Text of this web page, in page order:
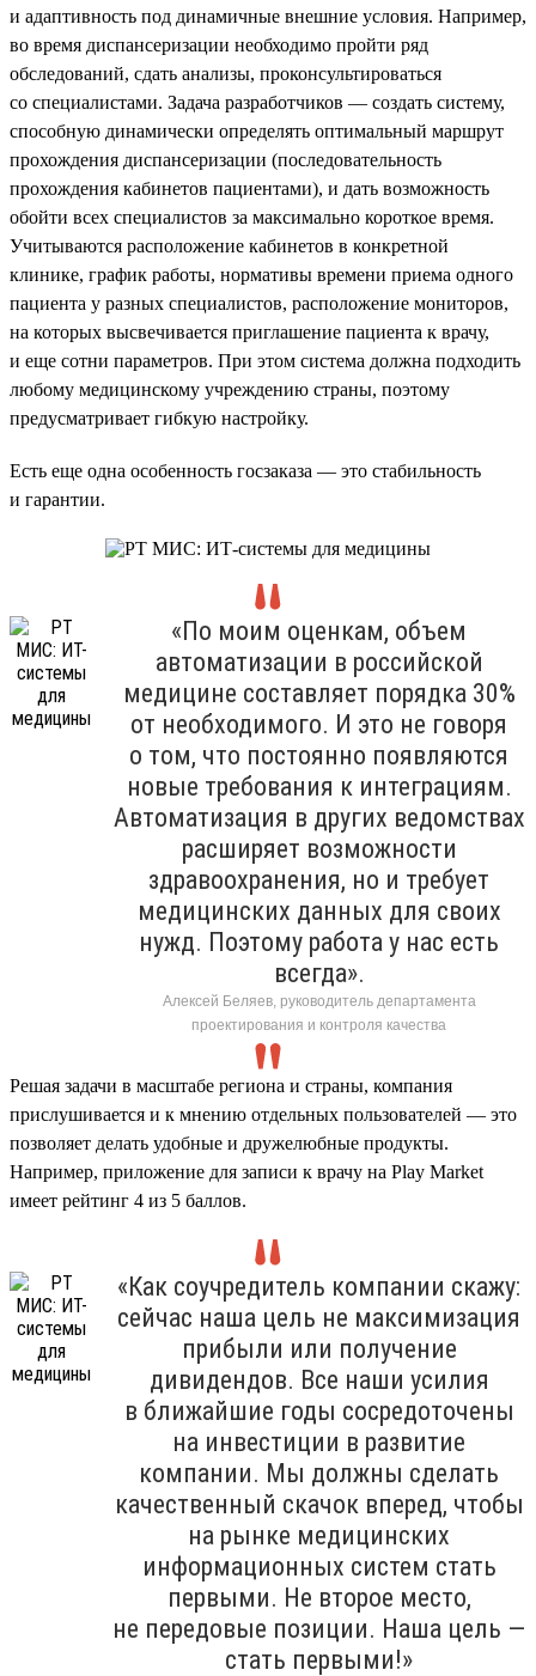
и адаптивность под динамичные внешние условия. Например,
во время диспансеризации необходимо пройти ряд
обследований, сдать анализы, проконсультироваться
со специалистами. Задача разработчиков — создать систему,
способную динамически определять оптимальный маршрут
прохождения диспансеризации (последовательность
прохождения кабинетов пациентами), и дать возможность
обойти всех специалистов за максимально короткое время.
Учитываются расположение кабинетов в конкретной
клинике, график работы, нормативы времени приема одного
пациента у разных специалистов, расположение мониторов,
на которых высвечивается приглашение пациента к врачу,
и еще сотни параметров. При этом система должна подходить
любому медицинскому учреждению страны, поэтому
предусматривает гибкую настройку.
Есть еще одна особенность госзаказа — это стабильность
и гарантии.
«По моим оценкам, объем
автоматизации в российской
медицине составляет порядка 30%
от необходимого. И это не говоря
о том, что постоянно появляются
новые требования к интеграциям.
Автоматизация в других ведомствах
расширяет возможности
здравоохранения, но и требует
медицинских данных для своих
нужд. Поэтому работа у нас есть
всегда».
Алексей Беляев, руководитель департамента
проектирования и контроля качества
Решая задачи в масштабе региона и страны, компания
прислушивается и к мнению отдельных пользователей — это
позволяет делать удобные и дружелюбные продукты.
Например, приложение для записи к врачу на Play Market
имеет рейтинг 4 из 5 баллов.
«Как соучредитель компании скажу:
сейчас наша цель не максимизация
прибыли или получение
дивидендов. Все наши усилия
в ближайшие годы сосредоточены
на инвестиции в развитие
компании. Мы должны сделать
качественный скачок вперед, чтобы
на рынке медицинских
информационных систем стать
первыми. Не второе место,
не передовые позиции. Наша цель —
стать первыми!»